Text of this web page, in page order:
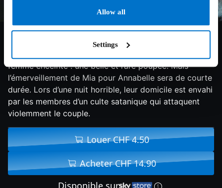
Allow all
Settings
5.8/10 2014 94 min Horreur
femme enceinte : une belle et rare poupée. Mais
l’émerveillement de Mia pour Annabelle sera de courte
durée. Lors d’une nuit horrible, leur domicile est envahi
par les membres d’un culte satanique qui attaquent
violemment le couple.
Louer CHF 4.50
Acheter CHF 14.90
Disponible sur